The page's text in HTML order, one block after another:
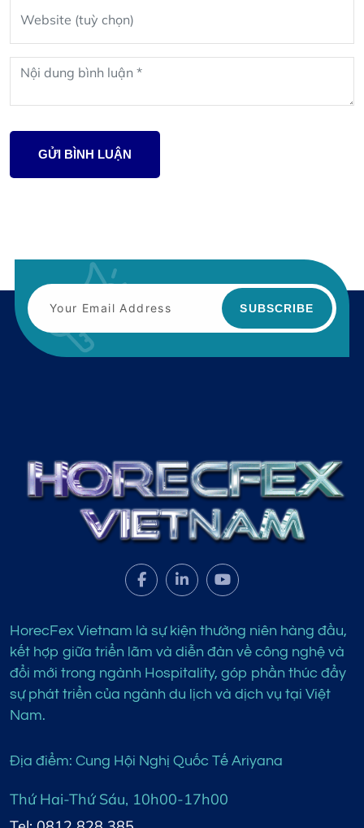
GỬI BÌNH LUẬN
SUBSCRIBE
HorecFex Vietnam là sự kiện thường niên hàng đầu,
kết hợp giữa triển lãm và diễn đàn về công nghệ và
đổi mới trong ngành Hospitality, góp phần thúc đẩy
sự phát triển của ngành du lịch và dịch vụ tại Việt
Nam.
Địa điểm: Cung Hội Nghị Quốc Tế Ariyana
Thứ Hai-Thứ Sáu, 10h00-17h00